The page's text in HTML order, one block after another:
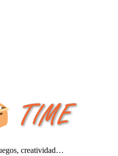
creatividad…